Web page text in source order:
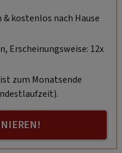
kostenlos nach Hause
Erscheinungsweise: 12x
zum Monatsende